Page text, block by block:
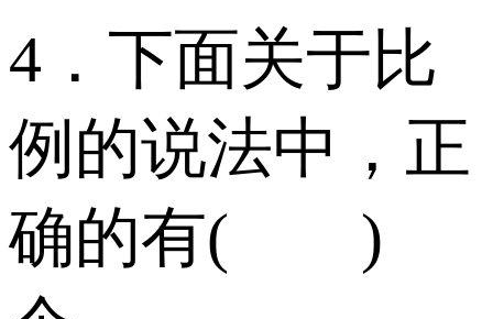
4．下面关于比
例的说法中，正
确的有( )